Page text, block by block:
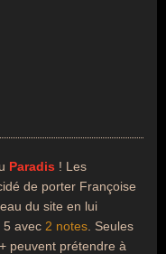
Paradis ! Les
de porter Françoise
du site en lui
5 avec 2 notes . Seules
peuvent prétendre à